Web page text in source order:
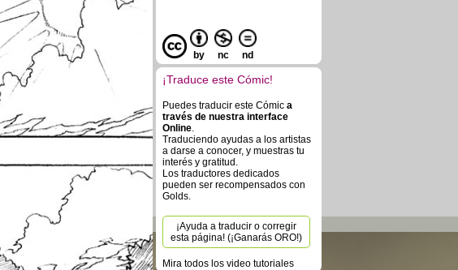
by nc nd
¡Traduce este Cómic!
Puedes traducir este Cómic a
través de nuestra interface
Online.
Traduciendo ayudas a los artistas
a darse a conocer, y muestras tu
interés y gratitud.
Los traductores dedicados
pueden ser recompensados con
Golds.
¡Ayuda a traducir o corregir
esta página! (¡Ganarás ORO!)
Mira todos los video tutoriales